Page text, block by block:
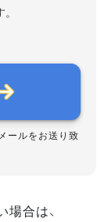
ールをお送り致
合は、